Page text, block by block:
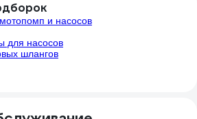
и насосов
для насосов
шлангов